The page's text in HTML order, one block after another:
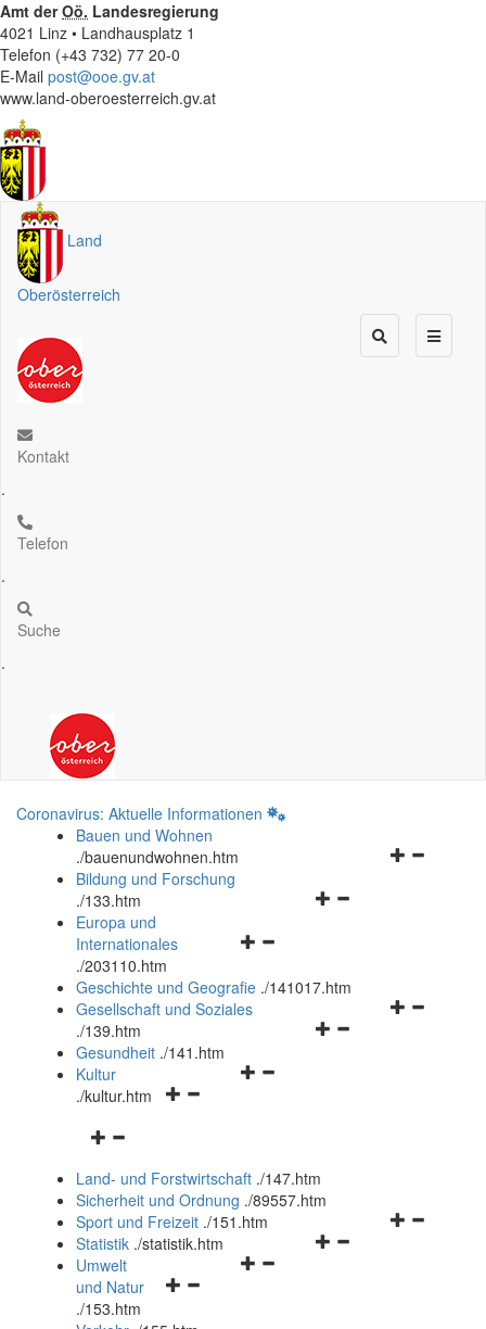
Amt derOö. Landesregierung
4021 Linz • Landhausplatz 1
Telefon (+43 732) 77 20-0
E-Mail post@ooe.gv.at
www.land-oberoesterreich.gv.at
Land
Oberösterreich
Kontakt
.
Telefon
.
Suche
.
Coronavirus: Aktuelle Informationen
Bauen und Wohnen
./bauenundwohnen.htm
Navigationsmenü
Bildung und Forschung
./133.htm
Navigationsmenü
und
schließen
Europa und
Internationales
./203110.htm
Geschichte und Geografie ./141017.htm
Navigationsmenü
Gesellschaft und Soziales
./139.htm
Navigationsmenü
Gesundheit ./141.htm
Navigationsmenü
Kultur
./kultur.htm
Navigationsmenü
und
schließen
Land- und Forstwirtschaft ./147.htm
Sicherheit und Ordnung ./89557.htm
Navigationsmenü
Sport und Freizeit ./151.htm
Navigationsmenü
Statistik ./statistik.htm
Navigationsmenü
Umwelt
und Natur
./153.htm